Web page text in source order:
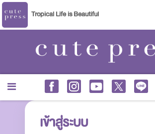
Tropical Life is Beautiful
เข้าสู่ระบบ